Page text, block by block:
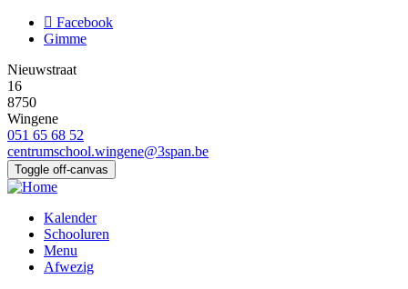
Overslaan
de
inhoud
gaan
Facebook
Gimme
Nieuwstraat
16
8750
Wingene
051 65 68 52
centrumschool.wingene@3span.be
Toggle off-canvas
Kalender
Schooluren
Menu
Afwezig